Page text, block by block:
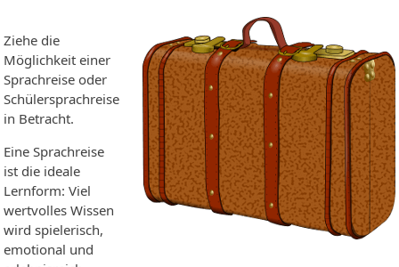
Ziehe die
Möglichkeit einer
Sprachreise oder
Schülersprachreise
in Betracht.
Eine Sprachreise
ist die ideale
Lernform: Viel
wertvolles Wissen
wird spielerisch,
emotional und